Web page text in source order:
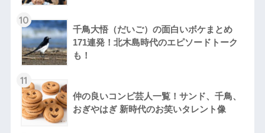
10
千鳥大悟（だいご）の面白いボケまとめ
171連発！北木島時代のエピソードトーク
も！
11
仲の良いコンビ芸人一覧！サンド、千鳥、
おぎやはぎ 新時代のお笑いタレント像